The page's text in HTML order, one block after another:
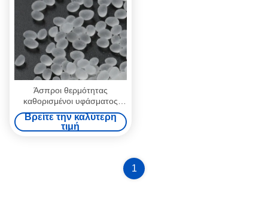
Άσπροι θερμότητας
καθορισμένοι υφάσματος
κόλλας συγκολλητικοί σβόλοι
λειωμένων μετάλλων
ελασματοποίησης καυτοί
Βρείτε την καλύτερη
τιμή
1